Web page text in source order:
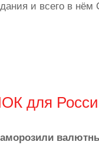
и всего в
для